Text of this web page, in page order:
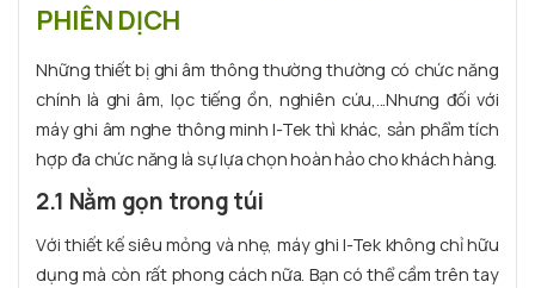
PHIÊN DỊCH
Những thiết bị ghi âm thông thường thường có chức năng
chính là ghi âm, lọc tiếng ồn, nghiên cứu,...Nhưng đối với
máy ghi âm nghe thông minh I-Tek thì khác, sản phẩm tích
hợp đa chức năng là sự lựa chọn hoàn hảo cho khách hàng.
2.1 Nằm gọn trong túi
Với thiết kế siêu mỏng và nhẹ, máy ghi I-Tek không chỉ hữu
dụng mà còn rất phong cách nữa. Bạn có thể cầm trên tay